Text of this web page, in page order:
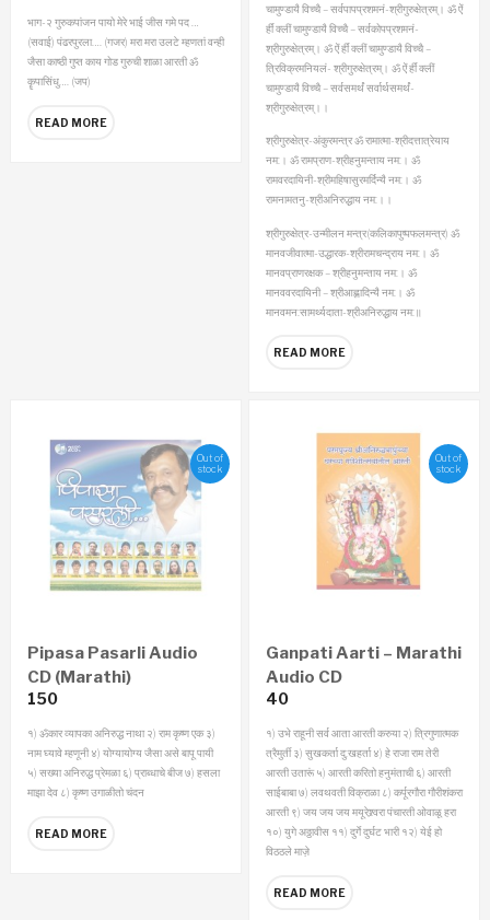
भाग-२ गुरुकपांजन पायो मेरे भाईजीस गमे पद …
(सवाई) पंढरपुरला…. (गजर) मरा मरा उलटे म्हणतांवन्ही
जैसा काष्ठी गुप्तकाय गोड गुरुची शाळाआरतीॐ
कॄपासिंधु…. (जप)
READ MORE
चामुण्डायै विच्चै – सर्वपापप्रशमनं-श्रीगुरुक्षेत्रम्। ॐ ऐं
र्हीं क्लीं चामुण्डायै विच्चै – सर्वकोपप्रशमनं-
श्रीगुरुक्षेत्रम्। ॐ ऐं र्हीं क्लीं चामुण्डायै विच्चै –
त्रिविक्रमनियलं- श्रीगुरुक्षेत्रम्। ॐ ऐं र्हीं क्लीं
चामुण्डायै विच्चै – सर्वसमर्थं सर्वार्थसमर्थं-
श्रीगुरुक्षेत्रम्।।
श्रीगुरुक्षेत्र-अंकुरमन्त्रॐ रामात्मा-श्रीदत्तात्रेयाय
नम:। ॐ रामप्राण-श्रीहनुमन्ताय नम:। ॐ
रामवरदायिनी-श्रीमहिषासुरमर्दिन्यै नम:। ॐ
रामनामतनु-श्रीअनिरुद्धाय नम:।।
श्रीगुरुक्षेत्र-उन्मीलन मन्त्र(कलिकापुष्पफलमन्त्र) ॐ
मानवजीवात्मा-उद्धारक-श्रीरामचन्द्राय नम:। ॐ
मानवप्राणरक्षक – श्रीहनुमन्ताय नम:। ॐ
मानववरदायिनी – श्रीआह्लादिन्यै नम:। ॐ
मानवमन:सामर्थ्यदाता-श्रीअनिरुद्धाय नम:॥
READ MORE
Out of
stock
Pipasa Pasarli Audio
CD (Marathi)
150
१) ॐकार व्यापका अनिरुद्ध नाथा २) राम कृष्ण एक ३)
नाम घ्यावे म्हणूनी ४) योग्यायोग्य जैसा असे बापू पायी
५) सख्या अनिरुद्ध प्रेमळा ६) प्राब्धाचे बीज ७) हसला
माझा देव ८) कृष्ण उगाळीतो चंदन
READ MORE
Out of
stock
Ganpati Aarti – Marathi
Audio CD
40
१) उभे राहूनी सर्व आता आरती करुया २) त्रिगुणात्मक
त्रैमुर्ती३) सुखकर्ता दु:खहर्ता ४) हे राजा राम तेरी
आरती उतारूं५) आरती करितो हनुमंताची ६) आरती
साईबाबा७) लवथवती विक्राळा ८) कर्पूरगौरा गौरीशंकरा
आरती ९) जय जय जय मयूरेश्र्वरा पंचारती ओवाळू हरा
१०) युगे अठ्ठावीस ११) दुर्गे दुर्घट भारी १२) येई हो
विठठले माज़े
READ MORE